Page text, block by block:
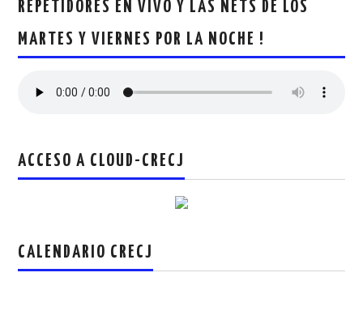
RADIOAFICIONADOS EN MEXICO
PROPAGACIÓN
SOLICITUD DE INGRESO
W5WIN
REPETIDORES EN VIVO Y LAS NETS DE LOS
MARTES Y VIERNES POR LA NOCHE !
ACCESO A CLOUD-CRECJ
CALENDARIO CRECJ